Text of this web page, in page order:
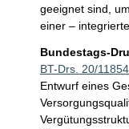
geeignet sind,
einer –
Bundestags-
BT-Drs. 20/11854
Entwurf eines